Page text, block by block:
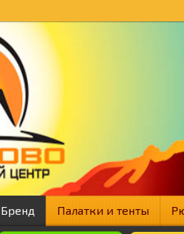
Бренд Палатки и тенты